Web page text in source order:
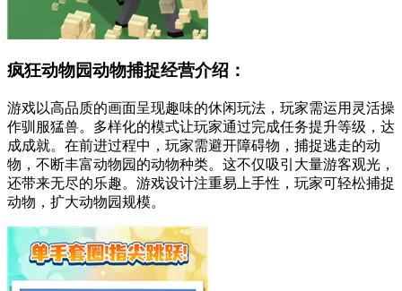
疯狂动物园动物捕捉经营介绍：
游戏以高品质的画面呈现趣味的休闲玩法，玩家需运用灵活操
作驯服猛兽。多样化的模式让玩家通过完成任务提升等级，达
成成就。在前进过程中，玩家需避开障碍物，捕捉逃走的动
物，不断丰富动物园的动物种类。这不仅吸引大量游客观光，
还带来无尽的乐趣。游戏设计注重易上手性，玩家可轻松捕捉
动物，扩大动物园规模。